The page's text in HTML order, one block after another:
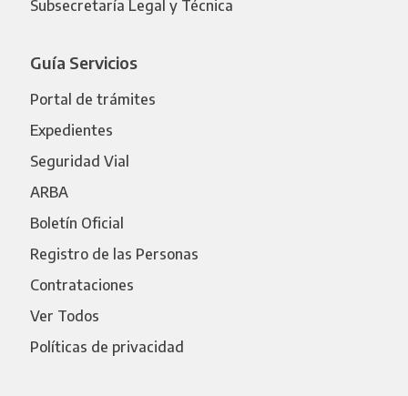
Subsecretaría Legal y Técnica
Guía Servicios
Portal de trámites
Expedientes
Seguridad Vial
ARBA
Boletín Oficial
Registro de las Personas
Contrataciones
Ver Todos
Políticas de privacidad